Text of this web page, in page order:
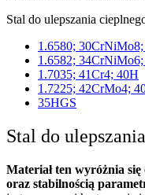
Stal do ulepszania
1.6580;
1.6582;
1.7035; 41Cr4; 40H
1.7225; 42CrMo4;
35HGS
Stal do
Materiał ten wyróżnia się
oraz stabilnością